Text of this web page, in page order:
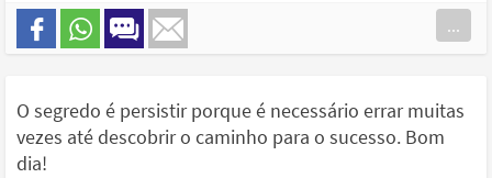
...
O segredo é persistir porque é necessário errar muitas
vezes até descobrir o caminho para o sucesso. Bom
dia!